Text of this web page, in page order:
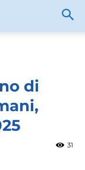
di
31